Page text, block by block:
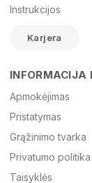
Žinutė
Instrukcijos
Karjera
INFORMACIJA
Apmokėjimas
Pristatymas
Grąžinimo tvarka
Privatumo politika
Taisyklės